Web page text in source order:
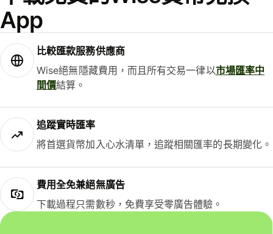
App
比較匯款服務供應商
Wise絕無隱藏費用，而且所有交易一律以市場匯率中
間價結算。
追蹤實時匯率
將首選貨幣加入心水清單，追蹤相關匯率的長期變化。
費用全免兼絕無廣告
下載過程只需數秒，免費享受零廣告體驗。